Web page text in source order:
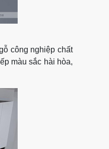
công nghiệp chất
màu sắc hài hòa,